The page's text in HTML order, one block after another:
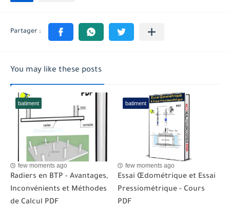
You may like these posts
batiment
few moments ago
Radiers en BTP - Avantages,
Inconvénients et Méthodes
de Calcul PDF
batiment
few moments ago
Essai Œdométrique et Essai
Pressiométrique - Cours
PDF